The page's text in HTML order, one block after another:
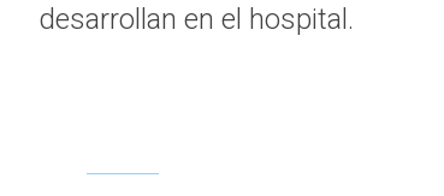
desarrollan en el hospital.